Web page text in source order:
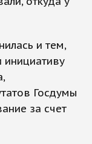
и тем,
инициативу
Госдумы
за счет